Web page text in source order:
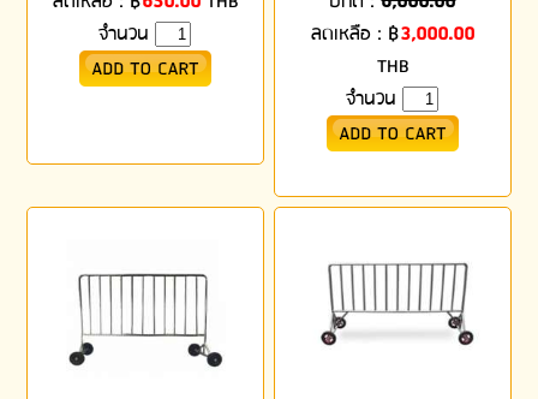
จำนวน
ลดเหลือ : ฿3,000.00
THB
จำนวน